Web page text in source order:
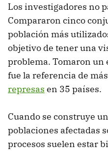
Los investigadores no
Compararon cinco
población más
objetivo de tener una
problema. Tomaron un
fue la referencia de
represas en 35 países.
Cuando se construye
poblaciones afectadas
procesos suelen estar